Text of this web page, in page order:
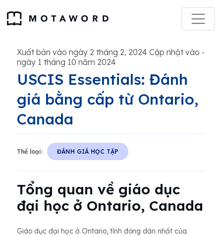
Xuất bản vào ngày 2 tháng 2, 2024 Cập nhật vào -
ngày 1 tháng 10 năm 2024
USCIS Essentials: Đánh
giá bằng cấp từ Ontario,
Canada
Thể loại: ĐÁNH GIÁ HỌC TẬP
Tổng quan về giáo dục
đại học ở Ontario, Canada
Giáo dục đại học ở Ontario, tỉnh đông dân nhất của